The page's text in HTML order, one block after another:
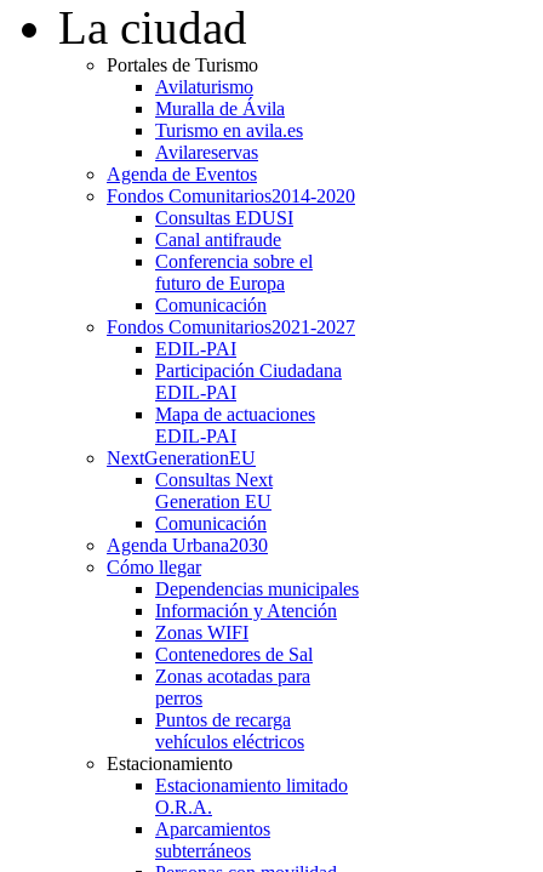
La ciudad
Portales de Turismo
Avilaturismo
Muralla de Ávila
Turismo en avila.es
Avilareservas
Agenda de Eventos
Fondos Comunitarios2014-2020
Consultas EDUSI
Canal antifraude
Conferencia sobre el
futuro de Europa
Comunicación
Fondos Comunitarios2021-2027
EDIL-PAI
Participación Ciudadana
EDIL-PAI
Mapa de actuaciones
EDIL-PAI
NextGenerationEU
Consultas Next
Generation EU
Comunicación
Agenda Urbana2030
Cómo llegar
Dependencias municipales
Información y Atención
Zonas WIFI
Contenedores de Sal
Zonas acotadas para
perros
Puntos de recarga
vehículos eléctricos
Estacionamiento
Estacionamiento limitado
O.R.A.
Aparcamientos
subterráneos